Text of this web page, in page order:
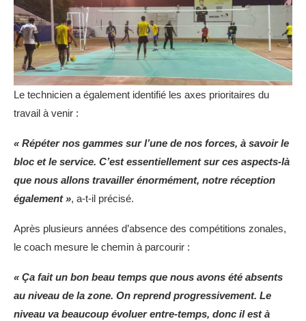
Le technicien a également identifié les axes prioritaires du
travail à venir :
« Répéter nos gammes sur l’une de nos forces, à savoir le
bloc et le service. C’est essentiellement sur ces aspects-là
que nous allons travailler énormément, notre réception
également », a-t-il précisé.
Après plusieurs années d’absence des compétitions zonales,
le coach mesure le chemin à parcourir :
« Ça fait un bon beau temps que nous avons été absents
au niveau de la zone. On reprend progressivement. Le
niveau va beaucoup évoluer entre-temps, donc il est à